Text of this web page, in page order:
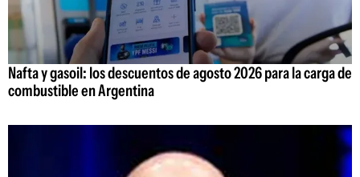
Nafta y gasoil: los descuentos de agosto 2026 para la carga de
combustible en Argentina